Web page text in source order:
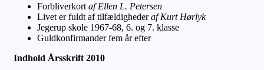
Forbliverkortaf Ellen L. Petersen
Livet er fuldt af tilfældighederaf Kurt Hørlyk
Jegerup skole 1967-68, 6. og 7. klasse
Guldkonfirmander fem år efter
Indhold Årsskrift 2010